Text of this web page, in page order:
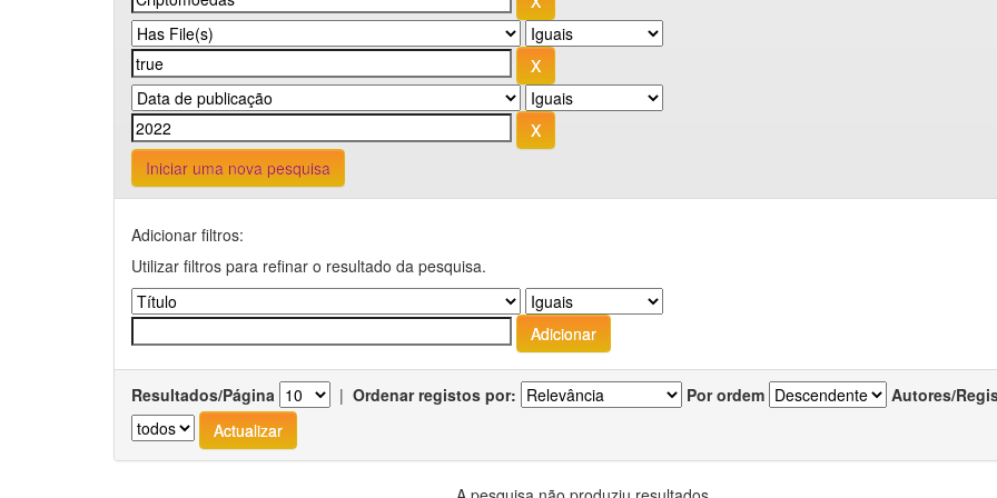
Iniciar uma nova pesquisa
Adicionar filtros:
Utilizar filtros para refinar o resultado da pesquisa.
Resultados/Página | Ordenar registos por: Por ordem Autores/